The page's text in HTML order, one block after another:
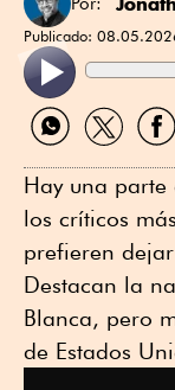
Publicado:
Compartir
por
Compartir
por
por
Hay una parte
los críticos
prefieren
Destacan la
Blanca, pero
de Estados